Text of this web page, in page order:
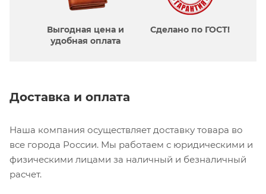
Выгодная цена и
удобная оплата
Сделано по ГОСТ!
Доставка и оплата
Наша компания осуществляет доставку товара во
все города России. Мы работаем с юридическими и
физическими лицами за наличный и безналичный
расчет.